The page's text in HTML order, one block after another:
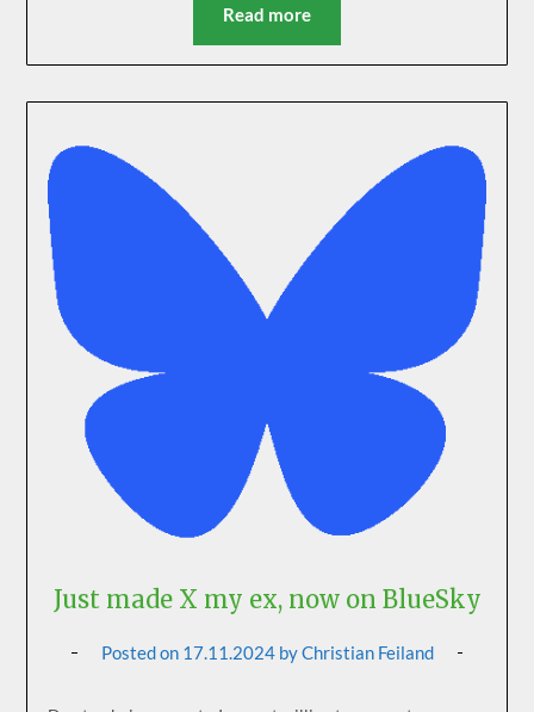
Read more
Just made X my ex, now on BlueSky
Posted on 17.11.2024byChristian Feiland